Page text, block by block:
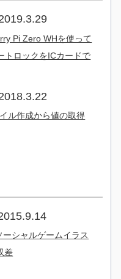
Pi Zero WHを使って
トロックをICカードで
ル作成から値の取得
ーシャルゲームイラス
差